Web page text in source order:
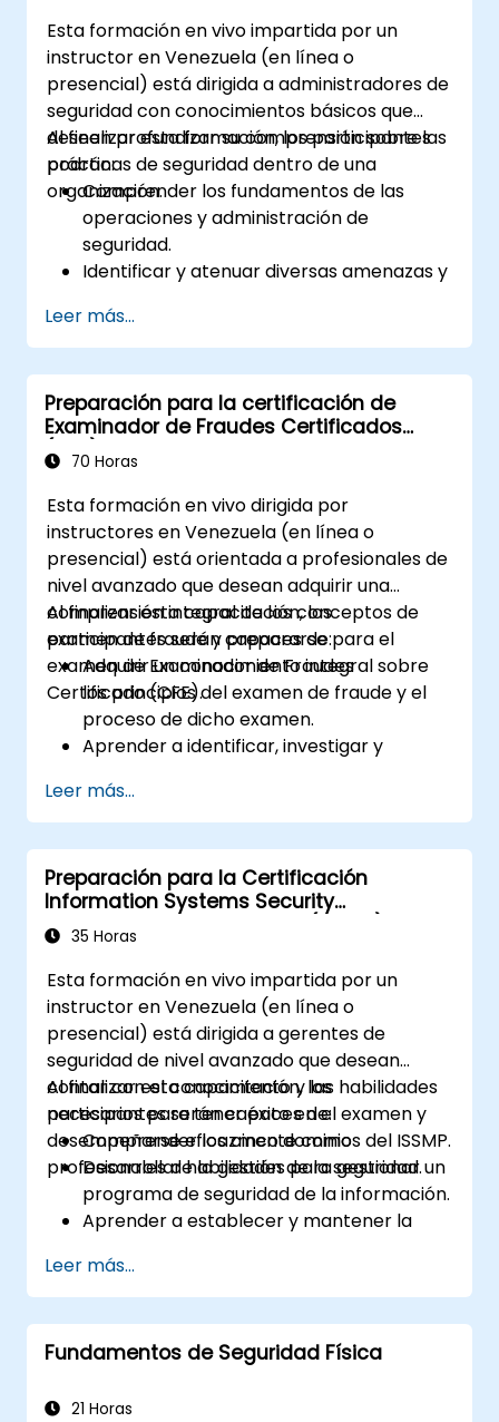
Esta formación en vivo impartida por un
instructor en Venezuela (en línea o
presencial) está dirigida a administradores de
seguridad con conocimientos básicos que
deseen profundizar su comprensión sobre las
prácticas de seguridad dentro de una
organización.
Al finalizar esta formación, los participantes
podrán:
Comprender los fundamentos de las
operaciones y administración de
seguridad.
Identificar y atenuar diversas amenazas y
Implementar y gestionar soluciones de
seguridad.
Comprender las consideraciones legales
y éticas en las operaciones de seguridad.
Prepararse para la respuesta ante
incidentes y la recuperación ante
Leer más...
Preparación para la certificación de
Examinador de Fraudes Certificados
(CFE)70 Horas
Esta formación en vivo dirigida por
instructores en Venezuela (en línea o
presencial) está orientada a profesionales de
nivel avanzado que desean adquirir una
comprensión integral de los conceptos de
examen de fraude y prepararse para el
examen de Examinador de Fraudes
Certificado (CFE).
Al finalizar esta capacitación, los
participantes serán capaces de:
Adquirir un conocimiento integral sobre
los principios del examen de fraude y el
proceso de dicho examen.
Aprender a identificar, investigar y
fraude financiero.
Comprender el entorno legal relacionado
con el fraude, incluyendo los elementos
legales del mismo, leyes y regulaciones
aplicables.
Adquirir habilidades prácticas para
incluyendo la recopilación de pruebas,
técnicas de entrevista y análisis de datos.
Aprender a diseñar e implementar
programas efectivos de prevención y
disuasión del fraude dentro de las
organizaciones.
Ganar confianza y conocimientos para
aprobar con éxito el examen de
Examinador de Fraudes Certificado (CFE).
Leer más...
Preparación para la Certificación
Information Systems Security
Management Professional (ISSMP)
35 Horas
Esta formación en vivo impartida por un
instructor en Venezuela (en línea o
presencial) está dirigida a gerentes de
seguridad de nivel avanzado que desean
contar con el conocimiento y las habilidades
necesarios para tener éxito en el examen y
desempeñarse eficazmente como
profesionales de la gestión de la seguridad.
Al finalizar esta capacitación, los
participantes serán capaces de:
Comprender los cinco dominios del ISSMP.
Desarrollar habilidades para gestionar un
programa de seguridad de la información.
Aprender a establecer y mantener la
Obtener perspectivas sobre la gestión de
riesgos, la respuesta a incidentes y la
planificación de la continuidad del
negocio.
examen de certificación ISSMP.
Leer más...
Fundamentos de Seguridad Física
21 Horas